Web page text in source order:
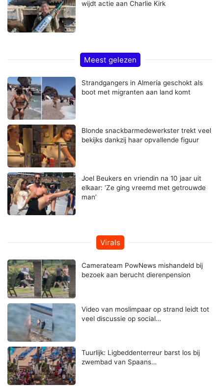
wijdt actie aan Charlie Kirk
Meest gelezen
Strandgangers in Almería geschokt als
boot met migranten aan land komt
Blonde snackbarmedewerkster trekt veel
bekijks dankzij haar opvallende figuur
Joel Beukers en vriendin na 10 jaar uit
elkaar: ‘Ze ging vreemd met getrouwde
man’
Virals
Camerateam PowNews mishandeld bij
bezoek aan berucht dierenpension
Video van moslimpaar op strand leidt tot
veel discussie op social…
Tuurlijk: Ligbeddenterreur barst los bij
zwembad van Spaans…